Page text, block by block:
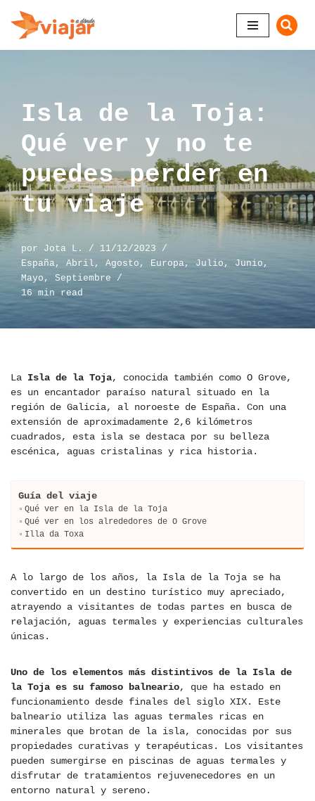
Saltar
al
Isla de la Toja:
Qué ver y no te
puedes perder en
tu viaje
por Jota L.
11/12/2023
España, Abril , Agosto , Europa, Julio , Junio ,
Mayo , Septiembre
16 min read
La Isla de la Toja, conocida también como O Grove,
es un encantador paraíso natural situado en la
región de Galicia, al noroeste de España. Con una
extensión de aproximadamente 2,6 kilómetros
cuadrados, esta isla se destaca por su belleza
escénica, aguas cristalinas y rica historia.
Guía del viaje
Qué ver en la Isla de la Toja
Qué ver en los alrededores de O Grove
Illa da Toxa
A lo largo de los años, la Isla de la Toja se ha
convertido en un destino turístico muy apreciado,
atrayendo a visitantes de todas partes en busca de
relajación, aguas termales y experiencias culturales
únicas.
Uno de los elementos más distintivos de la Isla de
la Toja es su famoso balneario, que ha estado en
funcionamiento desde finales del siglo XIX. Este
balneario utiliza las aguas termales ricas en
minerales que brotan de la isla, conocidas por sus
propiedades curativas y terapéuticas. Los visitantes
pueden sumergirse en piscinas de aguas termales y
disfrutar de tratamientos rejuvenecedores en un
entorno natural y sereno.